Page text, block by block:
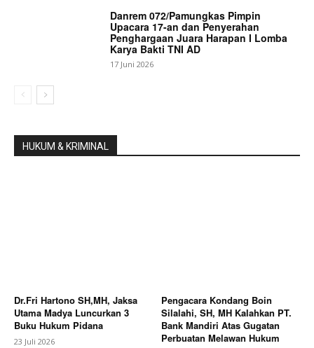
Danrem 072/Pamungkas Pimpin
Upacara 17-an dan Penyerahan
Penghargaan Juara Harapan I Lomba
Karya Bakti TNI AD
17 Juni 2026
HUKUM & KRIMINAL
Dr.Fri Hartono SH,MH, Jaksa
Utama Madya Luncurkan 3
Buku Hukum Pidana
23 Juli 2026
Pengacara Kondang Boin
Silalahi, SH, MH Kalahkan PT.
Bank Mandiri Atas Gugatan
Perbuatan Melawan Hukum